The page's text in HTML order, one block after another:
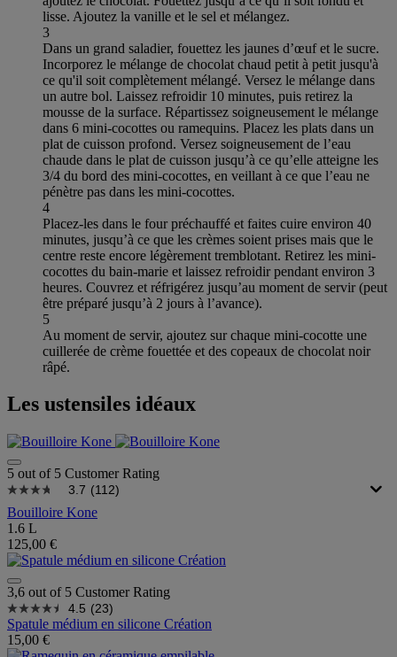
lisse. Ajoutez la vanille et le sel et mélangez.
3
Dans un grand saladier, fouettez les jaunes d’œuf et le sucre.
Incorporez le mélange de chocolat chaud petit à petit jusqu'à
ce qu'il soit complètement mélangé. Versez le mélange dans
un autre bol. Laissez refroidir 10 minutes, puis retirez la
mousse de la surface. Répartissez soigneusement le mélange
dans 6 mini-cocottes ou ramequins. Placez les plats dans un
plat de cuisson profond. Versez soigneusement de l’eau
chaude dans le plat de cuisson jusqu’à ce qu’elle atteigne les
3/4 du bord des mini-cocottes, en veillant à ce que l’eau ne
pénètre pas dans les mini-cocottes.
4
Placez-les dans le four préchauffé et faites cuire environ 40
minutes, jusqu’à ce que les crèmes soient prises mais que le
centre reste encore légèrement tremblotant. Retirez les mini-
cocottes du bain-marie et laissez refroidir pendant environ 3
heures. Couvrez et réfrigérez jusqu’au moment de servir (peut
être préparé jusqu’à 2 jours à l’avance).
5
Au moment de servir, ajoutez sur chaque mini-cocotte une
cuillerée de crème fouettée et des copeaux de chocolat noir
râpé.
Les ustensiles idéaux
5 out of 5 Customer Rating
3.7 (112)
Bouilloire Kone
1.6 L
125,00 €
3,6 out of 5 Customer Rating
4.5 (23)
Spatule médium en silicone Création
15,00 €